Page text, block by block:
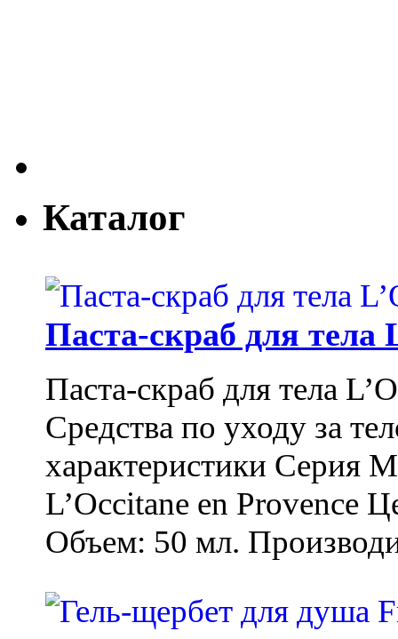
Каталог
Паста-скраб для
Паста-скраб для тела
Средства по уходу за
характеристики Серия
L’Occitane en Provence
Объем: 50 мл.